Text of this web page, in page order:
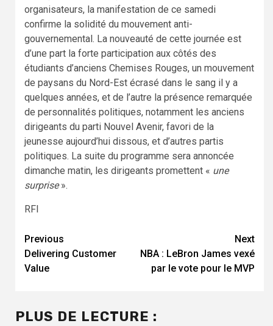
organisateurs, la manifestation de ce samedi
confirme la solidité du mouvement anti-
gouvernemental. La nouveauté de cette journée est
d’une part la forte participation aux côtés des
étudiants d’anciens Chemises Rouges, un mouvement
de paysans du Nord-Est écrasé dans le sang il y a
quelques années, et de l’autre la présence remarquée
de personnalités politiques, notamment les anciens
dirigeants du parti Nouvel Avenir, favori de la
jeunesse aujourd’hui dissous, et d’autres partis
politiques. La suite du programme sera annoncée
dimanche matin, les dirigeants promettent « une
surprise».
RFI
Continue
Reading
Previous
Delivering Customer
Value
Next
NBA : LeBron James vexé
par le vote pour le MVP
PLUS DE LECTURE :